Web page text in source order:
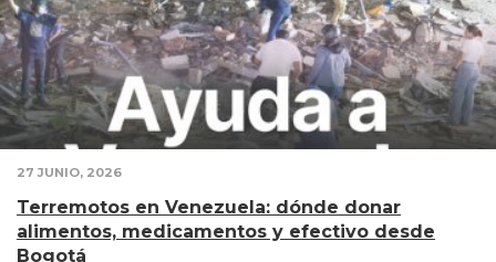
27 JUNIO, 2026
Terremotos en Venezuela: dónde donar
alimentos, medicamentos y efectivo desde
Bogotá